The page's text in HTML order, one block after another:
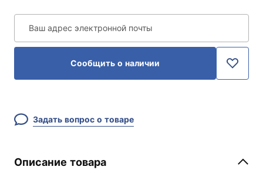
Ваш адрес электронной почты
Сообщить о наличии
Задать вопрос о товаре
Описание товара